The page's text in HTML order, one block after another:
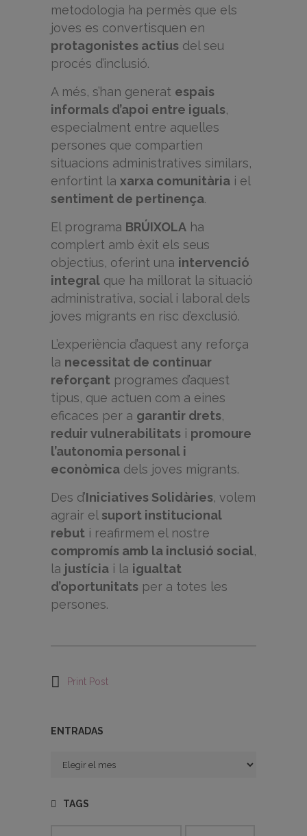
metodologia ha permès que els
joves es convertisquen en
protagonistes actius del seu
procés d’inclusió.
A més, s’han generat espais
informals d’apoi entre iguals,
especialment entre aquelles
persones que compartien
situacions administratives similars,
enfortint la xarxa comunitària i el
sentiment de pertinença.
El programa BRÚIXOLA ha
complert amb èxit els seus
objectius, oferint una intervenció
integral que ha millorat la situació
administrativa, social i laboral dels
joves migrants en risc d’exclusió.
L’experiència d’aquest any reforça
la necessitat de continuar
reforçant programes d’aquest
tipus, que actuen com a eines
eficaces per a garantir drets,
reduir vulnerabilitats i promoure
l’autonomia personal i
econòmica dels joves migrants.
Des d’Iniciatives Solidàries, volem
agrair el suport institucional
rebut i reafirmem el nostre
compromís amb la inclusió social,
la justícia i la igualtat
d’oportunitats per a totes les
persones.
Print Post
ENTRADAS
Entradas
TAGS